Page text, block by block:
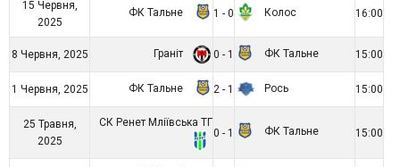
15 Червня,
2025
ФК Тальне 1 - 0 Колос 16:00
8 Червня, 2025 Граніт 0 - 1 ФК Тальне 15:00
1 Червня, 2025 ФК Тальне 2 - 1 Рось 15:00
25 Травня,
2025
СК Ренет Мліївська ТГ
0 - 1
ФК Тальне 15:00